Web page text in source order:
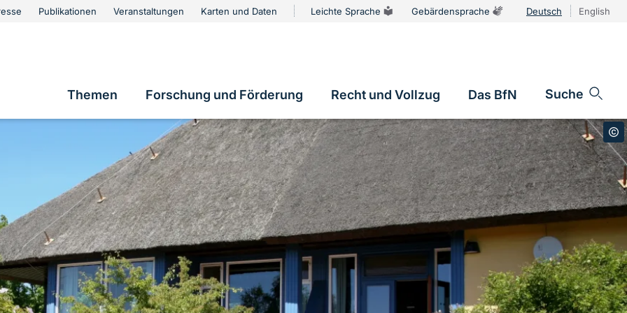
Publikationen Veranstaltungen Karten und Daten Leichte Sprache Gebärdensprache Deutsch English
Hauptnavigation
Themen Forschung und Förderung Recht und Vollzug Das BfN Suche